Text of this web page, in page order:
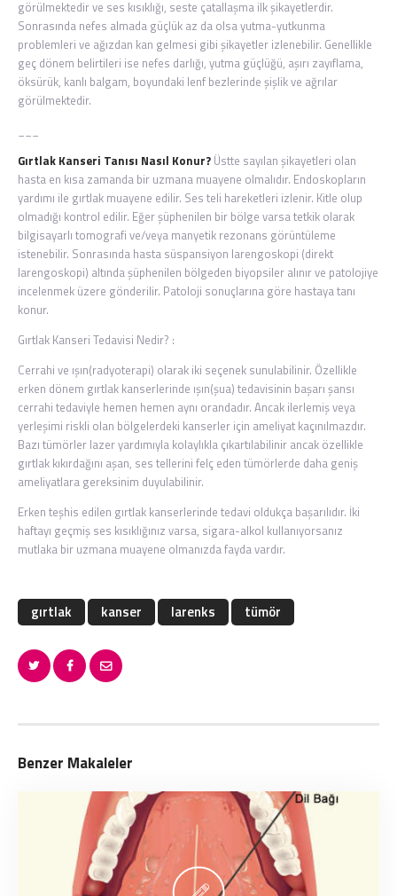
görülmektedir ve ses kısıklığı, seste çatallaşma ilk şikayetlerdir.
Sonrasında nefes almada güçlük az da olsa yutma-yutkunma
problemleri ve ağızdan kan gelmesi gibi şikayetler izlenebilir. Genellikle
geç dönem belirtileri ise nefes darlığı, yutma güçlüğü, aşırı zayıflama,
öksürük, kanlı balgam, boyundaki lenf bezlerinde şişlik ve ağrılar
görülmektedir.
Gırtlak Kanseri Tanısı Nasıl Konur? Üstte sayılan şikayetleri olan
hasta en kısa zamanda bir uzmana muayene olmalıdır. Endoskopların
yardımı ile gırtlak muayene edilir. Ses teli hareketleri izlenir. Kitle olup
olmadığı kontrol edilir. Eğer şüphenilen bir bölge varsa tetkik olarak
bilgisayarlı tomografi ve/veya manyetik rezonans görüntüleme
istenebilir. Sonrasında hasta süspansiyon larengoskopi (direkt
larengoskopi) altında şüphenilen bölgeden biyopsiler alınır ve patolojiye
incelenmek üzere gönderilir. Patoloji sonuçlarına göre hastaya tanı
konur.
Gırtlak Kanseri Tedavisi Nedir? :
Cerrahi ve ışın(radyoterapi) olarak iki seçenek sunulabilinir. Özellikle
erken dönem gırtlak kanserlerinde ışın(şua) tedavisinin başarı şansı
cerrahi tedaviyle hemen hemen aynı orandadır. Ancak ilerlemiş veya
yerleşimi riskli olan bölgelerdeki kanserler için ameliyat kaçınılmazdır.
Bazı tümörler lazer yardımıyla kolaylıkla çıkartılabilinir ancak özellikle
gırtlak kıkırdağını aşan, ses tellerini felç eden tümörlerde daha geniş
ameliyatlara gereksinim duyulabilinir.
Erken teşhis edilen gırtlak kanserlerinde tedavi oldukça başarılıdır. İki
haftayı geçmiş ses kısıklığınız varsa, sigara-alkol kullanıyorsanız
mutlaka bir uzmana muayene olmanızda fayda vardır.
gırtlak kanser larenks tümör
Benzer Makaleler